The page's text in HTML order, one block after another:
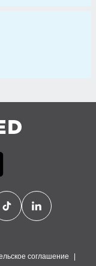
соглашение